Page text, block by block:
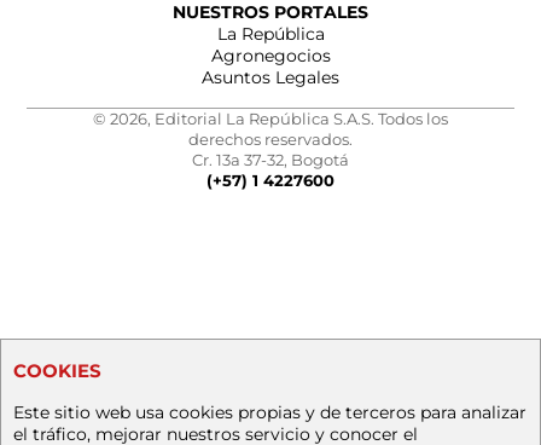
NUESTROS PORTALES
La República
Agronegocios
Asuntos Legales
© 2026, Editorial La República S.A.S. Todos los
derechos reservados.
Cr. 13a 37-32, Bogotá
(+57) 1 4227600
COOKIES
Este sitio web usa cookies propias y de terceros para analizar
el tráfico, mejorar nuestros servicio y conocer el